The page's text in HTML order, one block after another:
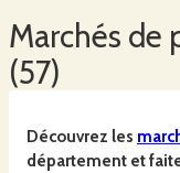
Marchés de
(57)
Découvrez les
département et